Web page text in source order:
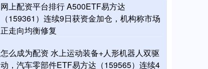
网上配资平台排行 A500ETF易方达
（159361）连续9日获资金加仓，机构称市场
正走向均衡修复
怎么成为配资 水上运动装备+人形机器人双驱
动，汽车零部件ETF易方达（159565）连续4